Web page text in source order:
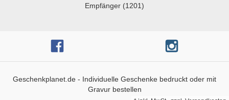
Empfänger (1201)
Geschenkplanet.de - Individuelle Geschenke bedruckt oder mit
Gravur bestellen